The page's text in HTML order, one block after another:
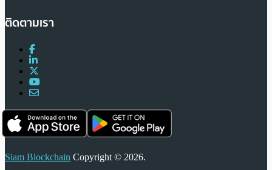
ติดตามเรา
Siam Blockchain Copyright © 2026.